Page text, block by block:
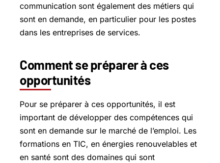
communication sont également des métiers qui
sont en demande, en particulier pour les postes
dans les entreprises de services.
Comment se préparer à ces
opportunités
Pour se préparer à ces opportunités, il est
important de développer des compétences qui
sont en demande sur le marché de l’emploi. Les
formations en TIC, en énergies renouvelables et
en santé sont des domaines qui sont